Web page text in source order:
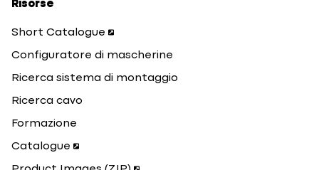
Risorse
Short Catalogue
Configuratore di mascherine
Ricerca sistema di montaggio
Ricerca cavo
Formazione
Catalogue